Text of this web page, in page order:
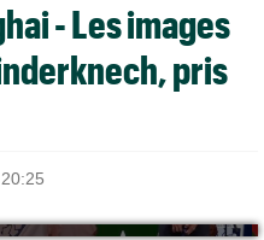
- Les images
pris